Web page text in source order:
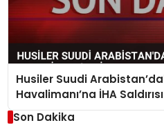
Husiler Suudi
Havalimanı’na İHA
Son Dakika